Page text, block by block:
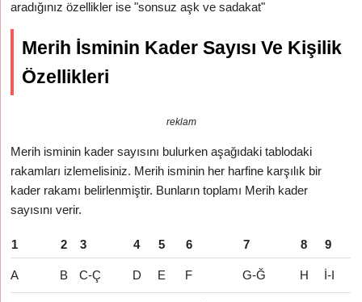
aradığınız özellikler ise "sonsuz aşk ve sadakat"
Merih İsminin Kader Sayısı Ve Kişilik
Özellikleri
reklam
Merih isminin kader sayısını bulurken aşağıdaki tablodaki
rakamları izlemelisiniz. Merih isminin her harfine karşılık bir
kader rakamı belirlenmiştir. Bunların toplamı Merih kader
sayısını verir.
1 2 3 4 5 6 7 8 9
A B C-Ç D E F G-Ğ H İ-I